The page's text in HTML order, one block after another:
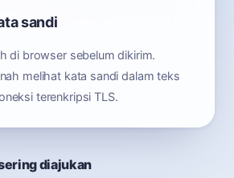
sandi
di browser sebelum dikirim.
melihat kata sandi dalam teks
terenkripsi TLS.
diajukan